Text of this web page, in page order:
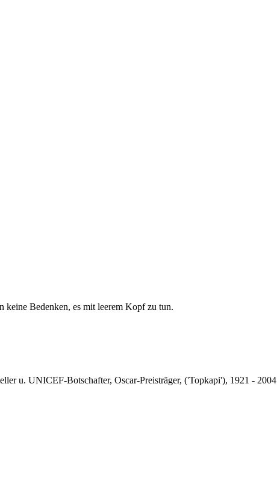
keine Bedenken, es mit leerem Kopf zu tun.
u. UNICEF-Botschafter, Oscar-Preisträger, ('Topkapi'), 1921 - 2004